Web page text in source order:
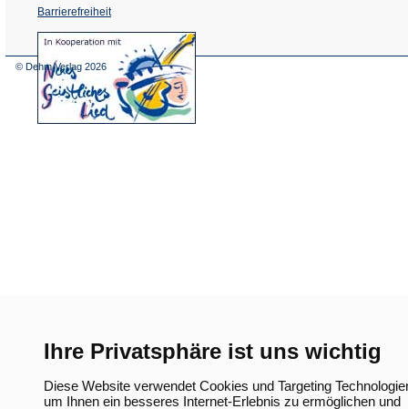
Ihre Privatsphäre ist uns wichtig
Diese Website verwendet Cookies und Targeting
um Ihnen ein besseres Internet-Erlebnis zu ermöglichen und
Barrierefreiheit
(Öffnet
in
© Dehm Verlag 2026